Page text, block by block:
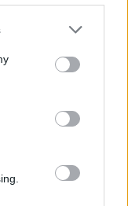
or more Google
You may click to
party tags to
in below Google